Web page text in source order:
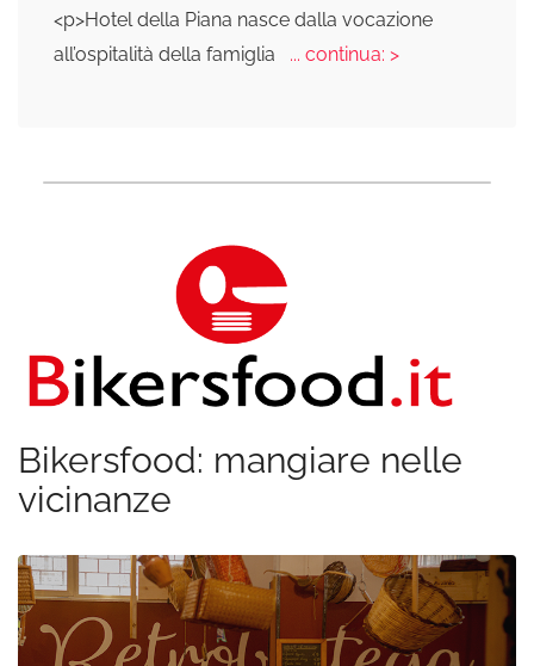
<p>Hotel della Piana nasce dalla vocazione
all’ospitalità della famiglia
... continua: >
Bikersfood: mangiare nelle
vicinanze